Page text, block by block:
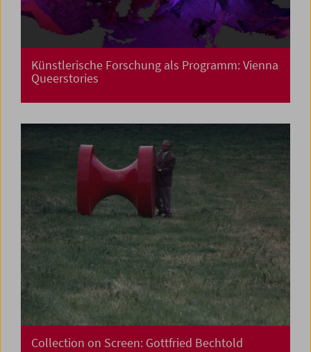
Künstlerische Forschung als Programm: Vienna
Queerstories
Collection on Screen: Gottfried Bechtold